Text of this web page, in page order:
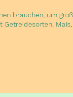
brauchen, um